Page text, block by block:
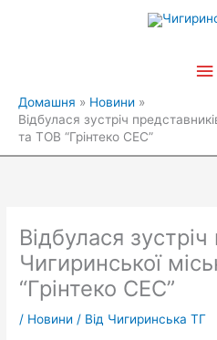
Домашня
Новини
Відбулася зустріч
та ТОВ “Грінтеко СЕС”
Відбулася
Чигиринської
“Грінтеко СЕС”
/ Новини / Від Чигиринська ТГ